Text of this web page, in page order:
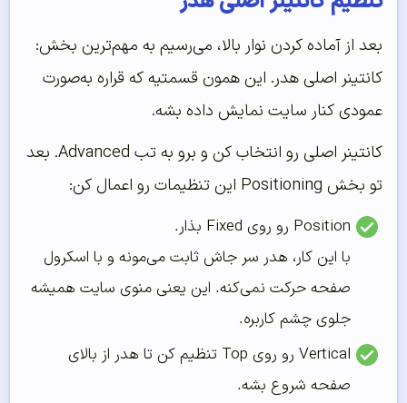
بعد از آماده کردن نوار بالا، می‌رسیم به مهم‌ترین بخش:
کانتینر اصلی هدر. این همون قسمتیه که قراره به‌صورت
عمودی کنار سایت نمایش داده بشه.
کانتینر اصلی رو انتخاب کن و برو به تب Advanced. بعد
تو بخش Positioning این تنظیمات رو اعمال کن:
Position رو روی Fixed بذار.
با این کار، هدر سر جاش ثابت می‌مونه و با اسکرول
صفحه حرکت نمی‌کنه. این یعنی منوی سایت همیشه
جلوی چشم کاربره.
Vertical رو روی Top تنظیم کن تا هدر از بالای
صفحه شروع بشه.